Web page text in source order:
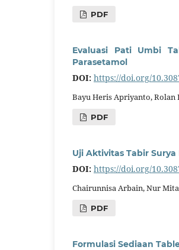
PDF
Evaluasi Pati Umbi
Parasetamol
DOI: https://doi.org/
Bayu Heris Apriyanto, Rolan
PDF
Uji Aktivitas Tabir
DOI: https://doi.org/
Chairunnisa Arbain, Nur
PDF
Formulasi Sediaan